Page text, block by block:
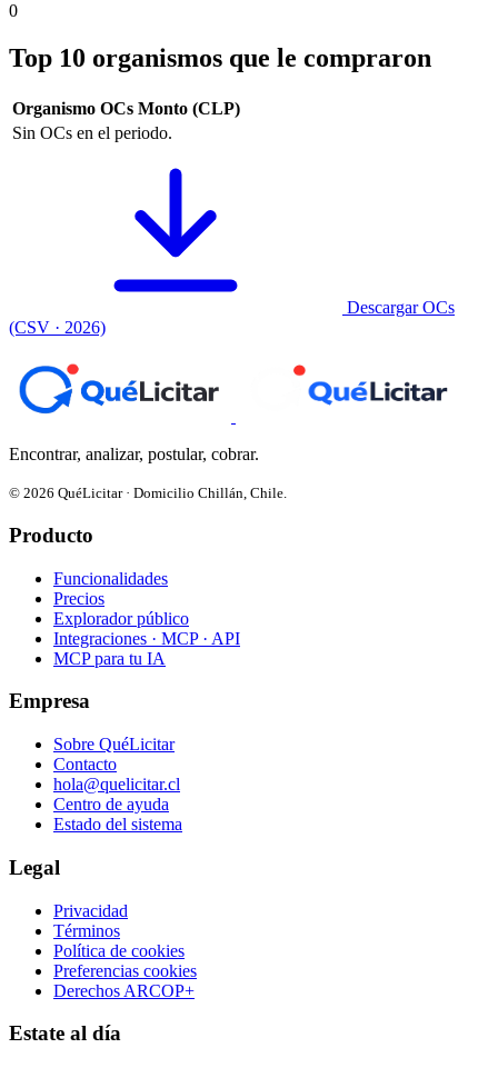
0
Top 10 organismos que le compraron
Organismo OCs Monto (CLP)
Sin OCs en el periodo.
Descargar OCs
(CSV · 2026)
Encontrar, analizar, postular, cobrar.
© 2026 QuéLicitar · Domicilio Chillán, Chile.
Producto
Funcionalidades
Precios
Explorador público
Integraciones · MCP · API
MCP para tu IA
Empresa
Sobre QuéLicitar
Contacto
hola@quelicitar.cl
Centro de ayuda
Estado del sistema
Legal
Privacidad
Términos
Política de cookies
Preferencias cookies
Derechos ARCOP+
Estate al día